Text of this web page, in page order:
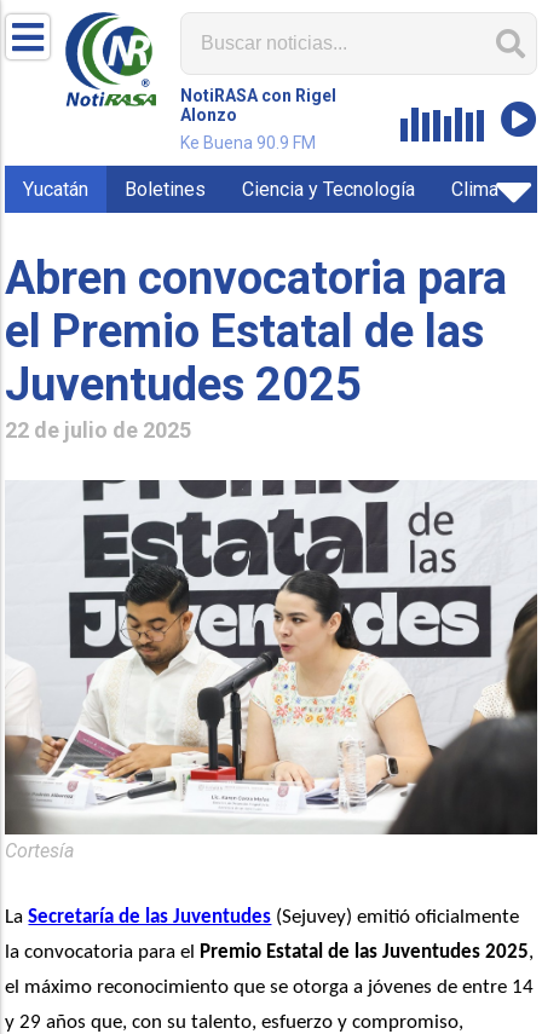
NotiRASA con Rigel
Alonzo
Ke Buena 90.9 FM
Yucatán Boletines Ciencia y Tecnología Clima
Abren convocatoria para
el Premio Estatal de las
Juventudes 2025
22 de julio de 2025
Cortesía
La Secretaría de las Juventudes (Sejuvey) emitió oficialmente
la convocatoria para el
Premio Estatal de las Juventudes 2025,
el máximo reconocimiento que se otorga a jóvenes de entre 14
y 29 años que, con su talento, esfuerzo y compromiso,